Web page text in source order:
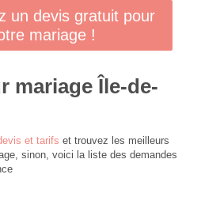
un devis gratuit pour
mariage !
mariage Île-de-
et tarifs et trouvez les meilleurs
sinon, voici la liste des demandes